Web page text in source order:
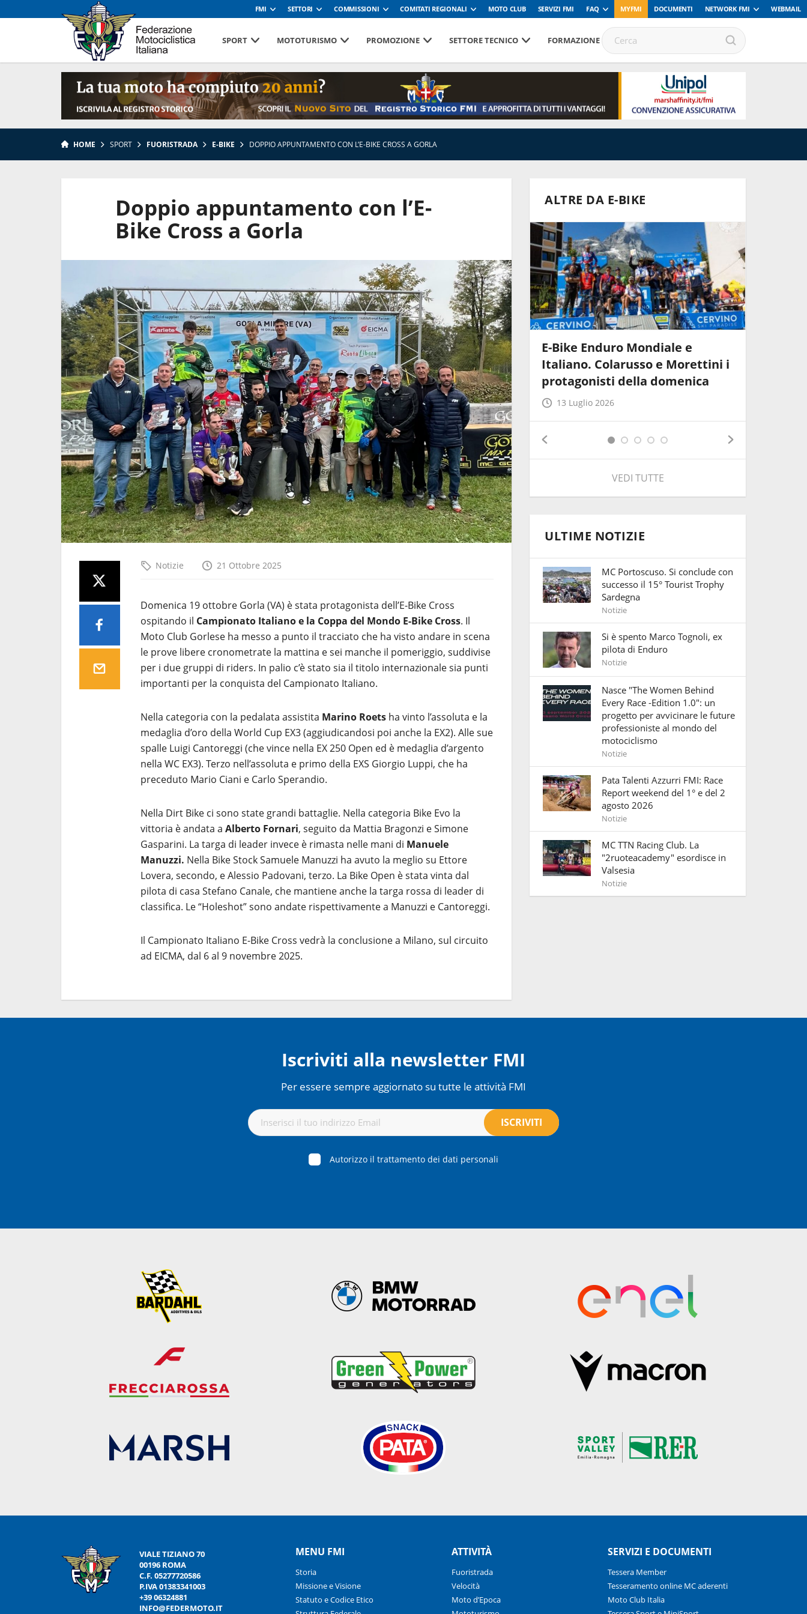
FMI SETTORI COMMISSIONI COMITATI REGIONALI MOTO CLUB SERVIZI FMI FAQ MYFMI DOCUMENTI NETWORK FMI WEBMAIL
SPORT MOTOTURISMO PROMOZIONE SETTORE TECNICO FORMAZIONE
HOME SPORT FUORISTRADA E-BIKE DOPPIO APPUNTAMENTO CON L’E-BIKE CROSS A GORLA
Doppio appuntamento con l’E-
Bike Cross a Gorla
Notizie 21 Ottobre 2025
Domenica 19 ottobre Gorla (VA) è stata protagonista dell’E-Bike Cross
ospitando il Campionato Italiano e la Coppa del Mondo E-Bike Cross. Il
Moto Club Gorlese ha messo a punto il tracciato che ha visto andare in scena
le prove libere cronometrate la mattina e sei manche il pomeriggio, suddivise
per i due gruppi di riders. In palio c’è stato sia il titolo internazionale sia punti
importanti per la conquista del Campionato Italiano.
Nella categoria con la pedalata assistita Marino Roets ha vinto l’assoluta e la
medaglia d’oro della World Cup EX3 (aggiudicandosi poi anche la EX2). Alle sue
spalle Luigi Cantoreggi (che vince nella EX 250 Open ed è medaglia d’argento
nella WC EX3). Terzo nell’assoluta e primo della EXS Giorgio Luppi, che ha
preceduto Mario Ciani e Carlo Sperandio.
Nella Dirt Bike ci sono state grandi battaglie. Nella categoria Bike Evo la
vittoria è andata a Alberto Fornari, seguito da Mattia Bragonzi e Simone
Gasparini. La targa di leader invece è rimasta nelle mani di Manuele
Manuzzi. Nella Bike Stock Samuele Manuzzi ha avuto la meglio su Ettore
Lovera, secondo, e Alessio Padovani, terzo. La Bike Open è stata vinta dal
pilota di casa Stefano Canale, che mantiene anche la targa rossa di leader di
classifica. Le “Holeshot” sono andate rispettivamente a Manuzzi e Cantoreggi.
Il Campionato Italiano E-Bike Cross vedrà la conclusione a Milano, sul circuito
ad EICMA, dal 6 al 9 novembre 2025.
ALTRE DA E-BIKE
Bike Enduro.
conquistato
Coppa del Mondo E-Bike Enduro.
Fine settimana mondiale in
Sardegna
24 Giugno 2026
E-Bike Enduro. Filippo Colarusso
ha vinto la prova di Aprica
8 Giugno 2026
E-Bike Enduro Mondiale e
Italiano. Colarusso e Morettini i
protagonisti della domenica
13 Luglio 2026
VEDI TUTTE
ULTIME NOTIZIE
MC Portoscuso. Si conclude con
successo il 15° Tourist Trophy
Sardegna
Notizie
Si è spento Marco Tognoli, ex
pilota di Enduro
Notizie
Nasce "The Women Behind
Every Race -Edition 1.0": un
progetto per avvicinare le future
professioniste al mondo del
motociclismo
Notizie
Pata Talenti Azzurri FMI: Race
Report weekend del 1° e del 2
agosto 2026
Notizie
MC TTN Racing Club. La
"2ruoteacademy" esordisce in
Valsesia
Notizie
Iscriviti alla newsletter FMI
Per essere sempre aggiornato su tutte le attività FMI
Autorizzo il trattamento dei dati personali
VIALE TIZIANO 70
00196 ROMA
C.F. 05277720586
P.IVA 01383341003
+39 06324881
INFO@FEDERMOTO.IT
MENU FMI
Storia
Missione e Visione
Statuto e Codice Etico
ATTIVITÀ
Fuoristrada
Velocità
Moto d’Epoca
SERVIZI E DOCUMENTI
Tessera Member
Tesseramento online MC aderenti
Moto Club Italia